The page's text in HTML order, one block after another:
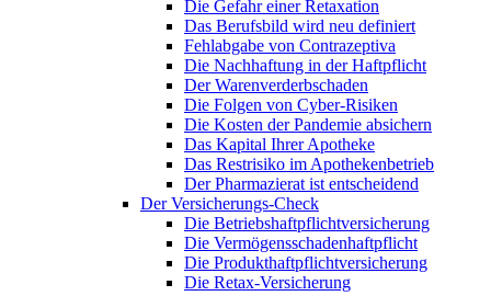
Die Gefahr einer Retaxation
Das Berufsbild wird neu definiert
Fehlabgabe von Contrazeptiva
Die Nachhaftung in der Haftpflicht
Der Warenverderbschaden
Die Folgen von Cyber-Risiken
Die Kosten der Pandemie absichern
Das Kapital Ihrer Apotheke
Das Restrisiko im Apothekenbetrieb
Der Pharmazierat ist entscheidend
Der Versicherungs-Check
Die Betriebshaftpflichtversicherung
Die Vermögensschadenhaftpflicht
Die Produkthaftpflichtversicherung
Die Retax-Versicherung